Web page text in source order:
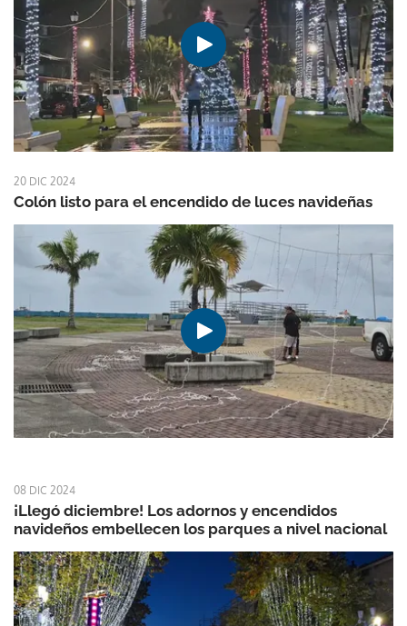
20 DIC 2024
Colón listo para el encendido de luces navideñas
08 DIC 2024
¡Llegó diciembre! Los adornos y encendidos
navideños embellecen los parques a nivel nacional